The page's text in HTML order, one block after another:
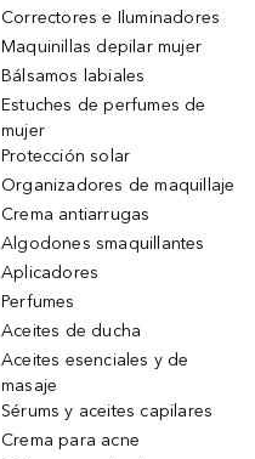
Correctores e Iluminadores
Maquinillas depilar mujer
Bálsamos labiales
Estuches de perfumes de
mujer
Protección solar
Organizadores de maquillaje
Crema antiarrugas
Algodones smaquillantes
Aplicadores
Perfumes
Aceites de ducha
Aceites esenciales y de
masaje
Sérums y aceites capilares
Crema para acne